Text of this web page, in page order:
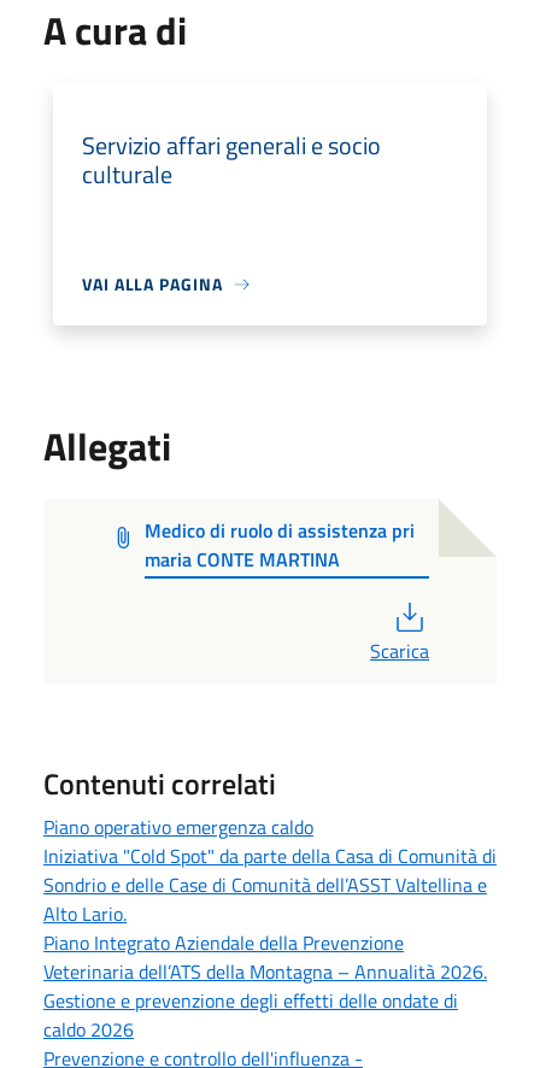
A cura di
Servizio affari generali e socio
culturale
VAI ALLA PAGINA
Allegati
Medico di ruolo di assistenza pri
maria CONTE MARTINA
Scarica
Contenuti correlati
Piano operativo emergenza caldo
Iniziativa "Cold Spot" da parte della Casa di Comunità di
Sondrio e delle Case di Comunità dell’ASST Valtellina e
Alto Lario.
Piano Integrato Aziendale della Prevenzione
Veterinaria dell’ATS della Montagna – Annualità 2026.
Gestione e prevenzione degli effetti delle ondate di
caldo 2026
Prevenzione e controllo dell'influenza -